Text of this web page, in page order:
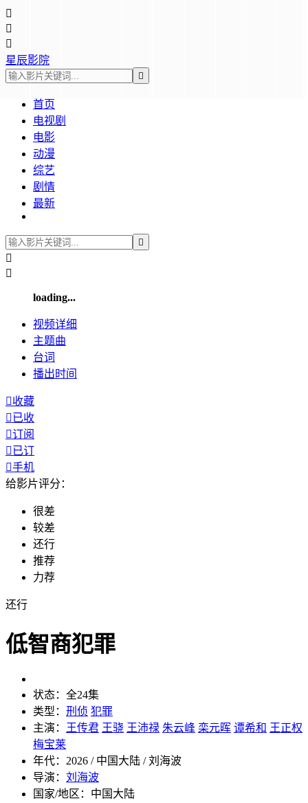



星辰影院

首页
电视剧
电影
动漫
综艺
剧情
最新



loading...
视频详细
主题曲
台词
播出时间
收藏
已收
订阅
已订
手机
给影片评分：
很差
较差
还行
推荐
力荐
还行
低智商犯罪
状态： 全24集
类型： 刑侦 犯罪
主演：
王传君 王骁 王沛禄 朱云峰 栾元晖 谭希和 王正权
梅宝莱
年代： 2026 / 中国大陆 / 刘海波
导演： 刘海波
国家/地区： 中国大陆